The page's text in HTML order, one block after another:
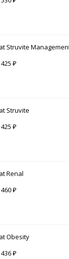
Struvite
425 ₽
Struvite
425 ₽
Renal
460 ₽
Obesity
436 ₽